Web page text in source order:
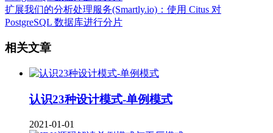
扩展我们的分析处理服务(Smartly.io)：使用 Citus 对
PostgreSQL 数据库进行分片
相关文章
认识23种设计模式-单例模式
2021-01-01